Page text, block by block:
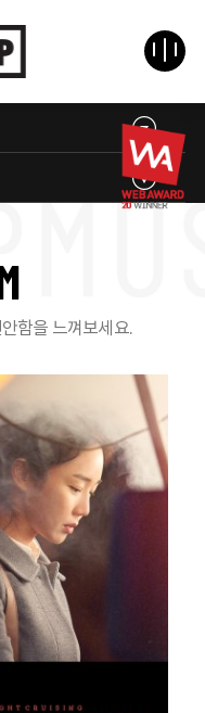
함을 느껴보세요.